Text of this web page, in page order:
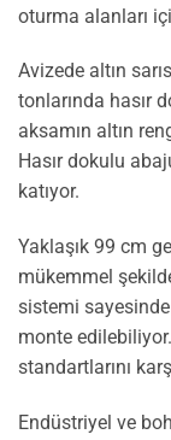
oturma alanları
Avizede altın
tonlarında hasır
aksamın altın
Hasır dokulu
katıyor.
Yaklaşık 99 cm
mükemmel
sistemi
monte
standartlarını
Endüstriyel ve